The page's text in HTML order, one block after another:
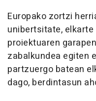
Europako zortzi
unibertsitate,
proiektuaren
zabalkundea egiten
partzuergo batean
dago, berdintasun